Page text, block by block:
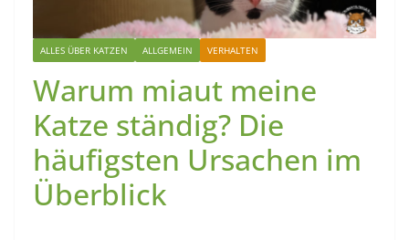
ALLES ÜBER KATZEN ALLGEMEIN VERHALTEN
Warum miaut meine
Katze ständig? Die
häufigsten Ursachen im
Überblick